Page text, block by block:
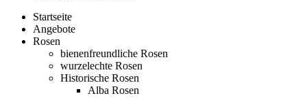
Startseite
Angebote
Rosen
bienenfreundliche Rosen
wurzelechte Rosen
Historische Rosen
Alba Rosen